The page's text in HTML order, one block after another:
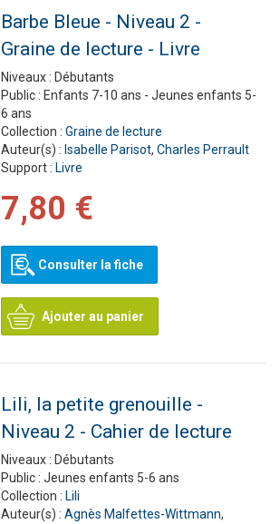
Barbe Bleue - Niveau 2 -
Graine de lecture - Livre
Niveaux : Débutants
Public : Enfants 7-10 ans - Jeunes enfants 5-
6 ans
Collection : Graine de lecture
Auteur(s) : Isabelle Parisot, Charles Perrault
Support : Livre
7,80 €
Consulter la fiche
Ajouter au panier
Lili, la petite grenouille -
Niveau 2 - Cahier de lecture
Niveaux : Débutants
Public : Jeunes enfants 5-6 ans
Collection : Lili
Auteur(s) : Agnès Malfettes-Wittmann,